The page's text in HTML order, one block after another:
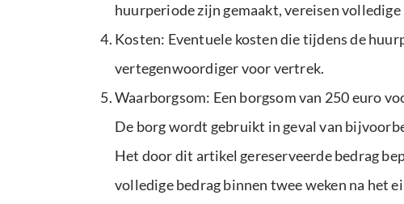
huurperiode zijn gemaakt, vereisen
Kosten: Eventuele kosten die tijdens de
vertegenwoordiger voor vertrek.
Waarborgsom: Een borgsom van 250 euro
De borg wordt gebruikt in geval van
Het door dit artikel gereserveerde bedrag
volledige bedrag binnen twee weken na het